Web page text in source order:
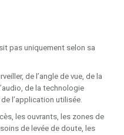
pas uniquement selon sa
de l’angle de vue, de la
de la technologie
l’application utilisée.
les ouvrants, les zones de
de levée de doute, les